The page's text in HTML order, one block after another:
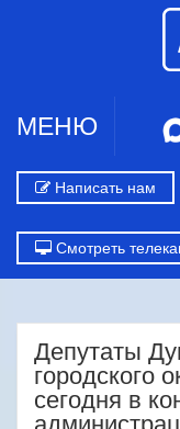
МЕНЮ
Написать нам
Смотреть
Депутаты
городского
сегодня в